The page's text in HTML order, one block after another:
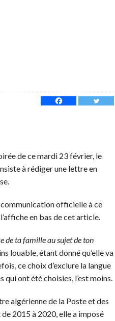
de ce mardi 23 février, le
à rédiger une lettre en
communication officielle à ce
en bas de cet article.
de ta famille au sujet de ton
louable, étant donné qu’elle va
ce choix d’exclure la langue
ont été choisies, l’est moins.
algérienne de la Poste et des
2015 à 2020, elle a imposé